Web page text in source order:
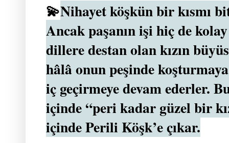
💫Nihayet köşkün bir kısmı
Ancak paşanın işi hiç de
dillere destan olan kızın
hâlâ onun peşinde
iç geçirmeye devam ederler.
içinde “peri kadar güzel bir
içinde Perili Köşk’e çıkar.